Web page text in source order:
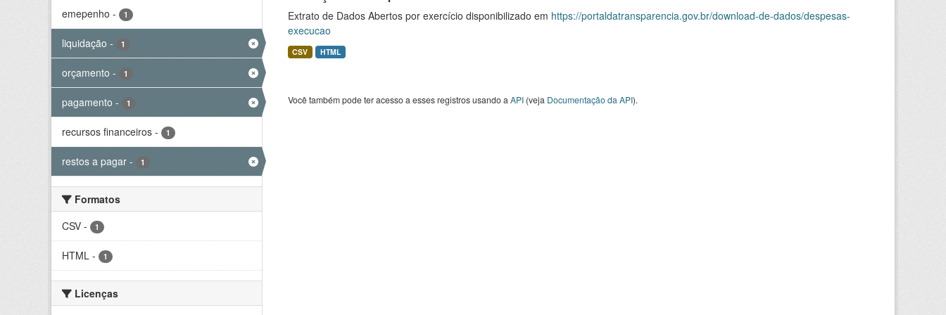
emepenho - 1
liquidação - 1
orçamento - 1
pagamento - 1
recursos financeiros - 1
restos a pagar - 1
Formatos
CSV - 1
HTML - 1
Licenças
Extrato de Dados Abertos por exercício disponibilizado em https://portaldatransparencia.gov.br/download-de-dados/despesas-
execucao
CSV HTML
Você também pode ter acesso a esses registros usando a API(veja Documentação da API).